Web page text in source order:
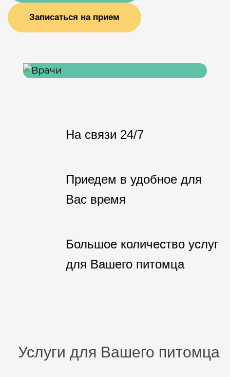
Записаться на прием
На связи 24/7
Приедем в удобное для
Вас время
Большое количество услуг
для Вашего питомца
Услуги для Вашего питомца